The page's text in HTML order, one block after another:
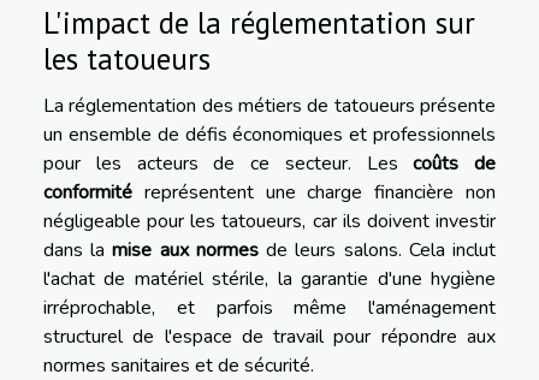
L'impact de la réglementation sur
les tatoueurs
La réglementation des métiers de tatoueurs présente
un ensemble de défis économiques et professionnels
pour les acteurs de ce secteur. Lescoûts de
conformité représentent une charge financière non
négligeable pour les tatoueurs, car ils doivent investir
dans lamise aux normesde leurs salons. Cela inclut
l'achat de matériel stérile, la garantie d'une hygiène
irréprochable, et parfois même l'aménagement
structurel de l'espace de travail pour répondre aux
normes sanitaires et de sécurité.